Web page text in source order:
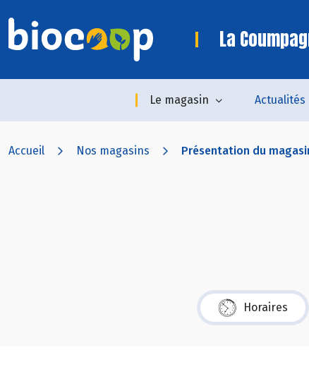
La
Le magasin Actualités
Accueil Nos magasins Présentation du
Horaires